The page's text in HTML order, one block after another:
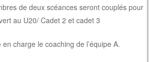
de deux scéances seront couplés pour
au U20/ Cadet 2 et cadet 3
charge le coaching de l’équipe A.